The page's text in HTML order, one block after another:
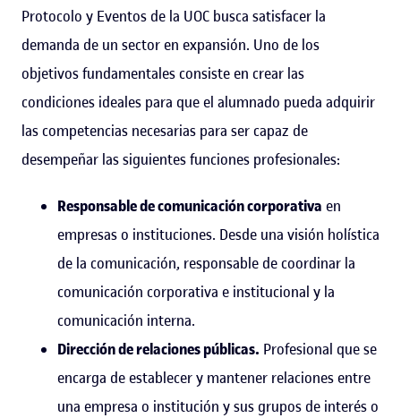
Protocolo y Eventos de la UOC busca satisfacer la
demanda de un sector en expansión. Uno de los
objetivos fundamentales consiste en crear las
condiciones ideales para que el alumnado pueda adquirir
las competencias necesarias para ser capaz de
desempeñar las siguientes funciones profesionales:
Responsable de comunicación corporativa en
empresas o instituciones. Desde una visión holística
de la comunicación, responsable de coordinar la
comunicación corporativa e institucional y la
comunicación interna.
Dirección de relaciones públicas. Profesional que se
encarga de establecer y mantener relaciones entre
una empresa o institución y sus grupos de interés o